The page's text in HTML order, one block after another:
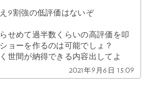
9割強の低評価はないぞ
せめて過半数くらいの高評価を叩
ョーを作るのは可能でしょ？
世間が納得できる内容出してよ
2021年9月6日 15:09